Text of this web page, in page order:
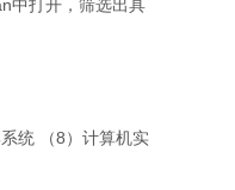
中打开，筛选出具
统 （8）计算机实